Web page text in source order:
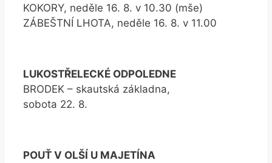
KOKORY, neděle 16. 8. v 10.30 (mše)
ZÁBEŠTNÍ LHOTA, neděle 16. 8. v 11.00
LUKOSTŘELECKÉ ODPOLEDNE
BRODEK – skautská základna,
sobota 22. 8.
POUŤ V OLŠÍ U MAJETÍNA